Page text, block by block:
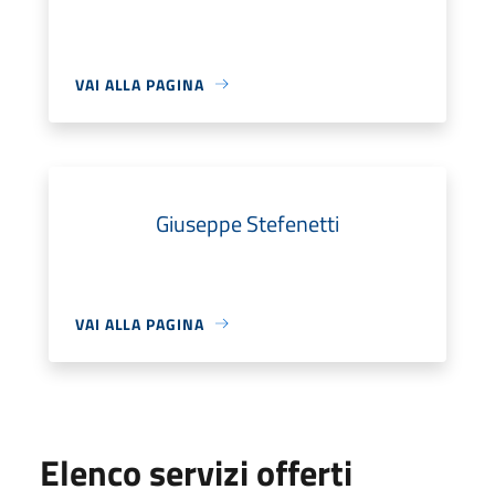
VAI ALLA PAGINA
Giuseppe Stefenetti
VAI ALLA PAGINA
Elenco servizi offerti